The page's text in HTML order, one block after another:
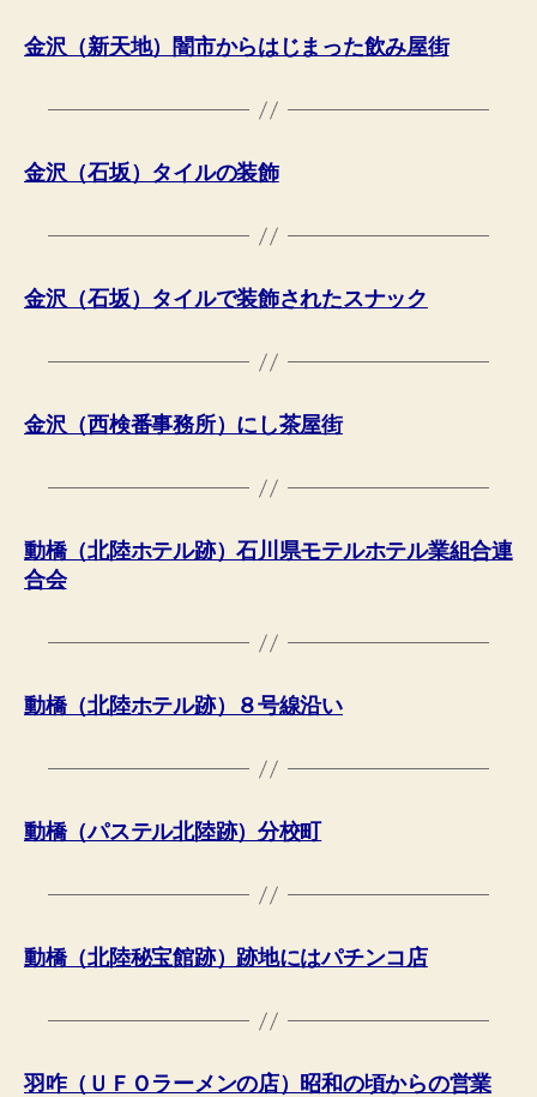
金沢（新天地）闇市からはじまった飲み屋街
金沢（石坂）タイルの装飾
金沢（石坂）タイルで装飾されたスナック
金沢（西検番事務所）にし茶屋街
動橋（北陸ホテル跡）石川県モテルホテル業組合連
合会
動橋（北陸ホテル跡）８号線沿い
動橋（パステル北陸跡）分校町
動橋（北陸秘宝館跡）跡地にはパチンコ店
羽咋（ＵＦＯラーメンの店）昭和の頃からの営業